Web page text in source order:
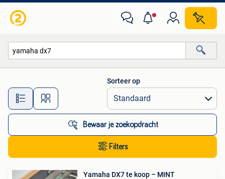
Alle afstanden…
Sorteer op
Bewaar je zoekopdracht
Filters
Yamaha DX7 te koop – MINT